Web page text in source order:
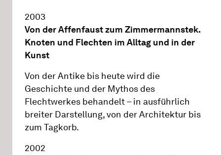
2003
Von der Affenfaust zum Zimmermannstek.
Knoten und Flechten im Alltag und in der
Kunst
Von der Antike bis heute wird die
Geschichte und der Mythos des
Flechtwerkes behandelt – in ausführlich
breiter Darstellung, von der Architektur bis
zum Tagkorb.
2002